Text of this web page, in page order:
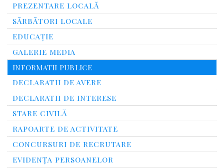
PREZENTARE LOCALĂ
SĂRBĂTORI LOCALE
EDUCAȚIE
GALERIE MEDIA
INFORMATII PUBLICE
DECLARATII DE AVERE
DECLARATII DE INTERESE
STARE CIVILĂ
RAPOARTE DE ACTIVITATE
CONCURSURI DE RECRUTARE
EVIDENȚA PERSOANELOR